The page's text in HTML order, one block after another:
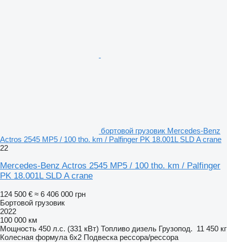
бортовой грузовик Mercedes-Benz
Actros 2545 MP5 / 100 tho. km / Palfinger PK 18.001L SLD A crane
22
Mercedes-Benz Actros 2545 MP5 / 100 tho. km / Palfinger
PK 18.001L SLD A crane
124 500 € ≈ 6 406 000 грн
Бортовой грузовик
2022
100 000 км
Мощность 450 л.с. (331 кВт) Топливо дизель Грузопод. 11 450 кг
Колесная формула 6x2 Подвеска рессора/рессора